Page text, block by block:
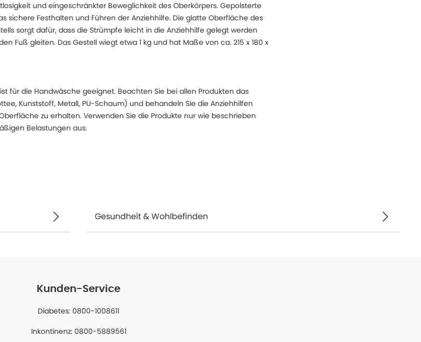
und eingeschränkter Beweglichkeit des Oberkörpers. Gepolsterte
sichere Festhalten und Führen der Anziehhilfe. Die glatte Oberfläche des
sorgt dafür, dass die Strümpfe leicht in die Anziehhilfe gelegt werden
Fuß gleiten. Das Gestell wiegt etwa 1 kg und hat Maße von ca. 215 x 180 x
für die Handwäsche geeignet. Beachten Sie bei allen Produkten das
Kunststoff, Metall, PU-Schaum) und behandeln Sie die Anziehhilfen
zu erhalten. Verwenden Sie die Produkte nur wie beschrieben
Belastungen aus.
Gesundheit & Wohlbefinden
Kunden-Service
Diabetes: 0800-1008611
Inkontinenz: 0800-5889561